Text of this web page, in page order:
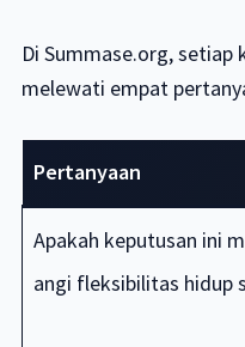
Di Summase.org, setiap
melewati empat
Pertanyaan
Apakah keputusan ini
angi fleksibilitas hidup